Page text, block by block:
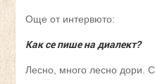
Още от интервюто:
Как се пише на диалект?
Лесно, много лесно дори.